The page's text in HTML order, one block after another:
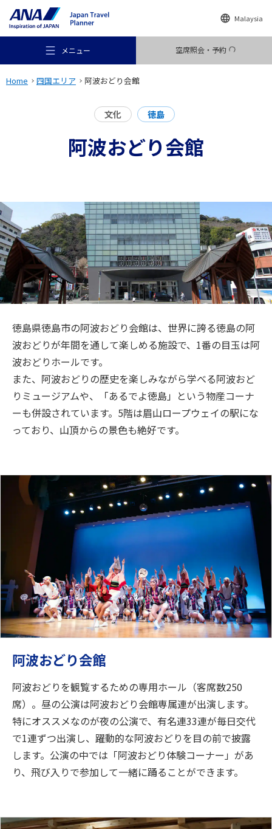
Malaysia
メニュー 空席照会・予約
おすすめの旅
行き先
旅のお役立ち情報
Home 四国エリア 阿波おどり会館
文化 徳島
阿波おどり会館
徳島県徳島市の阿波おどり会館は、世界に誇る徳島の阿
波おどりが年間を通して楽しめる施設で、1番の目玉は阿
波おどりホールです。
また、阿波おどりの歴史を楽しみながら学べる阿波おど
りミュージアムや、「あるでよ徳島」という物産コーナ
ーも併設されています。5階は眉山ロープウェイの駅にな
っており、山頂からの景色も絶好です。
阿波おどり会館
阿波おどりを観覧するための専用ホール（客席数250
席）。昼の公演は阿波おどり会館専属連が出演します。
特にオススメなのが夜の公演で、有名連33連が毎日交代
で1連ずつ出演し、躍動的な阿波おどりを目の前で披露
します。公演の中では「阿波おどり体験コーナー」があ
り、飛び入りで参加して一緒に踊ることができます。